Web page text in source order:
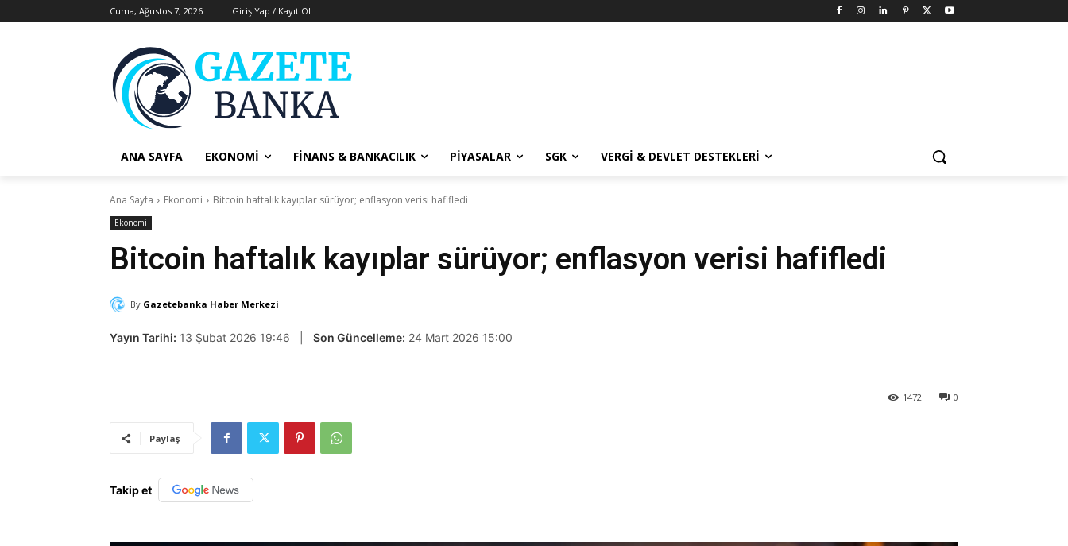
Cuma, Ağustos 7, 2026 Giriş Yap / Kayıt Ol
ANA SAYFA EKONOMI FINANS & BANKACILIK PIYASALAR SGK VERGI & DEVLET DESTEKLERI
Ana Sayfa Ekonomi Bitcoin haftalık kayıplar sürüyor; enflasyon verisi hafifledi
Ekonomi
Bitcoin haftalık kayıplar sürüyor; enflasyon verisi hafifledi
By Gazetebanka Haber Merkezi
Yayın Tarihi: 13 Şubat 2026 19:46 | Son Güncelleme: 24 Mart 2026 15:00
0
1472
Paylaş
Takip et